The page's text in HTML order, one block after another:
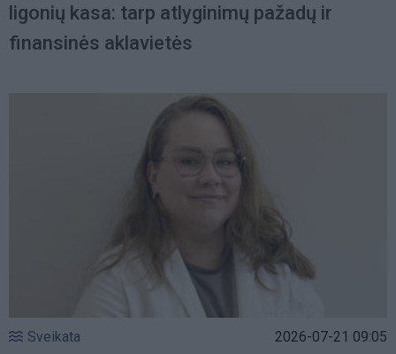
ligonių kasa: tarp atlyginimų pažadų ir
finansinės aklavietės
Sveikata 2026-07-21 09:05